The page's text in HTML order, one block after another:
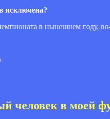
исключена?
в нынешнем году,
человек в моей